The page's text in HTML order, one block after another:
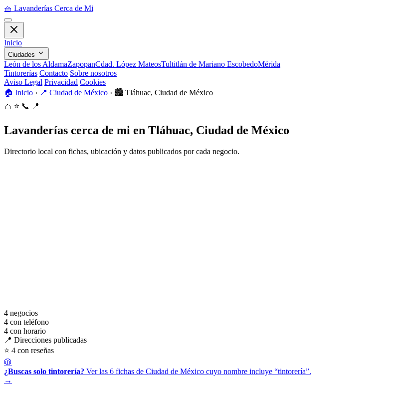
🧺 Lavanderías Cerca de Mi
Inicio
Ciudades
León de los AldamaZapopanCdad. López MateosTultitlán de Mariano EscobedoMérida
Tintorerías Contacto Sobre nosotros
Aviso Legal Privacidad Cookies
🏠 Inicio › 📍 Ciudad de México › 🏙️ Tláhuac, Ciudad de México
🧺 ⭐ 📞 📍
Lavanderías cerca de mi en Tláhuac, Ciudad de México
Directorio local con fichas, ubicación y datos publicados por cada negocio.
4 negocios
4 con teléfono
4 con horario
📍 Direcciones publicadas
⭐ 4 con reseñas
🧥
¿Buscas solo tintorería? Ver las 6 fichas de Ciudad de México cuyo nombre incluye “tintorería”.
→